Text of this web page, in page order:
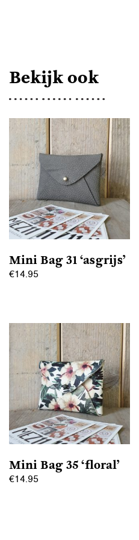
Bekijk ook
Mini Bag 31 ‘asgrijs’
€14.95
Mini Bag 35 ‘floral’
€14.95